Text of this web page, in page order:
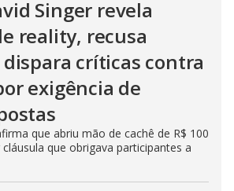
Singer revela
reality, recusa
críticas contra
exigência de
que abriu mão de cachê de R$ 100
que obrigava participantes a